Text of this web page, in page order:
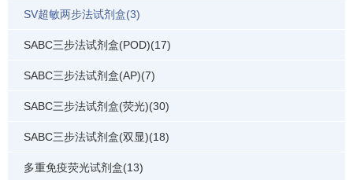
SV超敏两步法试剂盒(3)
SABC三步法试剂盒(POD)(17)
SABC三步法试剂盒(AP)(7)
SABC三步法试剂盒(荧光)(30)
SABC三步法试剂盒(双显)(18)
多重免疫荧光试剂盒(13)